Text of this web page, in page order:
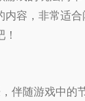
内容，非常适
伴随游戏中的